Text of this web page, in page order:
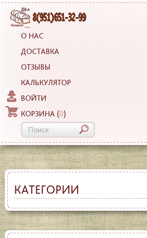
О НАС
ДОСТАВКА
ОТЗЫВЫ
КАЛЬКУЛЯТОР
ВОЙТИ
КОРЗИНА (0)
КАТЕГОРИИ